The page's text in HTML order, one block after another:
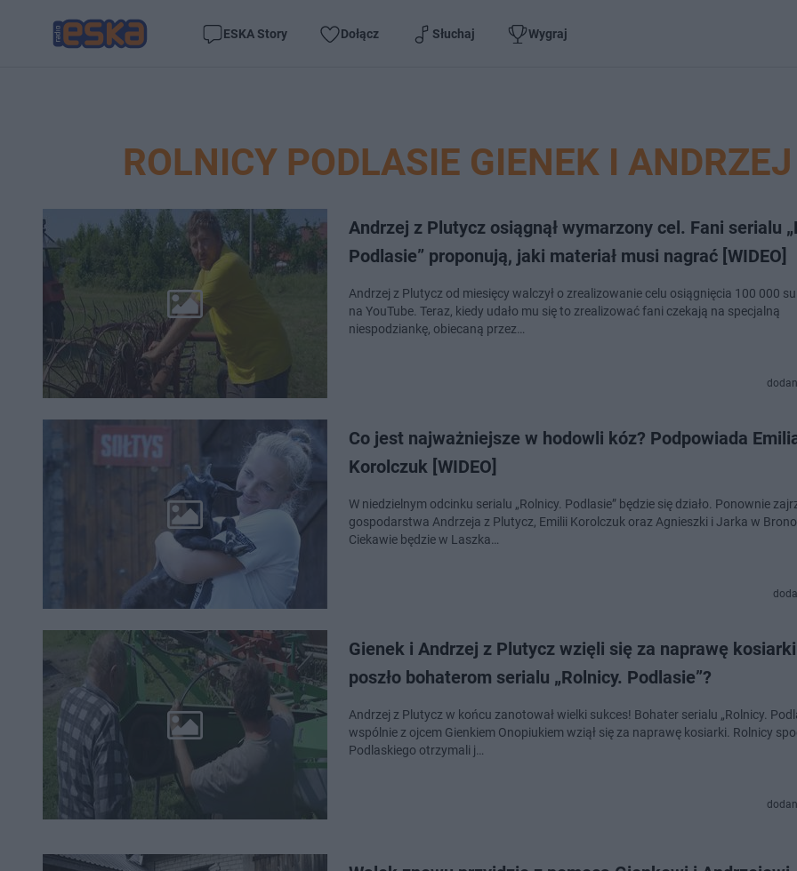
ESKA Story Dołącz Słuchaj Wygraj
ROLNICY PODLASIE GIENEK I ANDRZEJ
Andrzej z Plutycz osiągnął wymarzony cel. Fani serialu
Podlasie” proponują, jaki materiał musi nagrać [WIDEO]
Andrzej z Plutycz od miesięcy walczył o zrealizowanie celu osiągnięcia 100 000
na YouTube. Teraz, kiedy udało mu się to zrealizować fani czekają na specjalną
niespodziankę, obiecaną przez…
Co jest najważniejsze w hodowli kóz? Podpowiada
Korolczuk [WIDEO]
W niedzielnym odcinku serialu „Rolnicy. Podlasie” będzie się działo. Ponownie
gospodarstwa Andrzeja z Plutycz, Emilii Korolczuk oraz Agnieszki i Jarka w
Ciekawie będzie w Laszka…
Gienek i Andrzej z Plutycz wzięli się za naprawę
poszło bohaterom serialu „Rolnicy. Podlasie”?
Andrzej z Plutycz w końcu zanotował wielki sukces! Bohater serialu „Rolnicy.
wspólnie z ojcem Gienkiem Onopiukiem wziął się za naprawę kosiarki. Rolnicy
Podlaskiego otrzymali j…